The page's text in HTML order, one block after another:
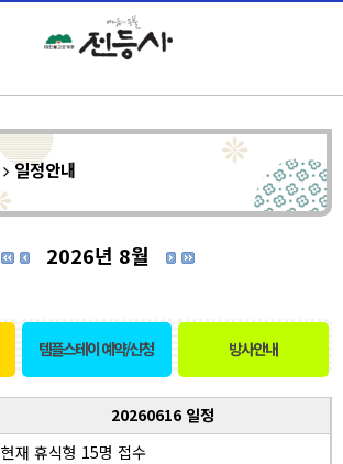
일정안내
2026년 8월
템플스테이 예약/신청 방사안내
20260616 일정
현재 휴식형 15명 접수